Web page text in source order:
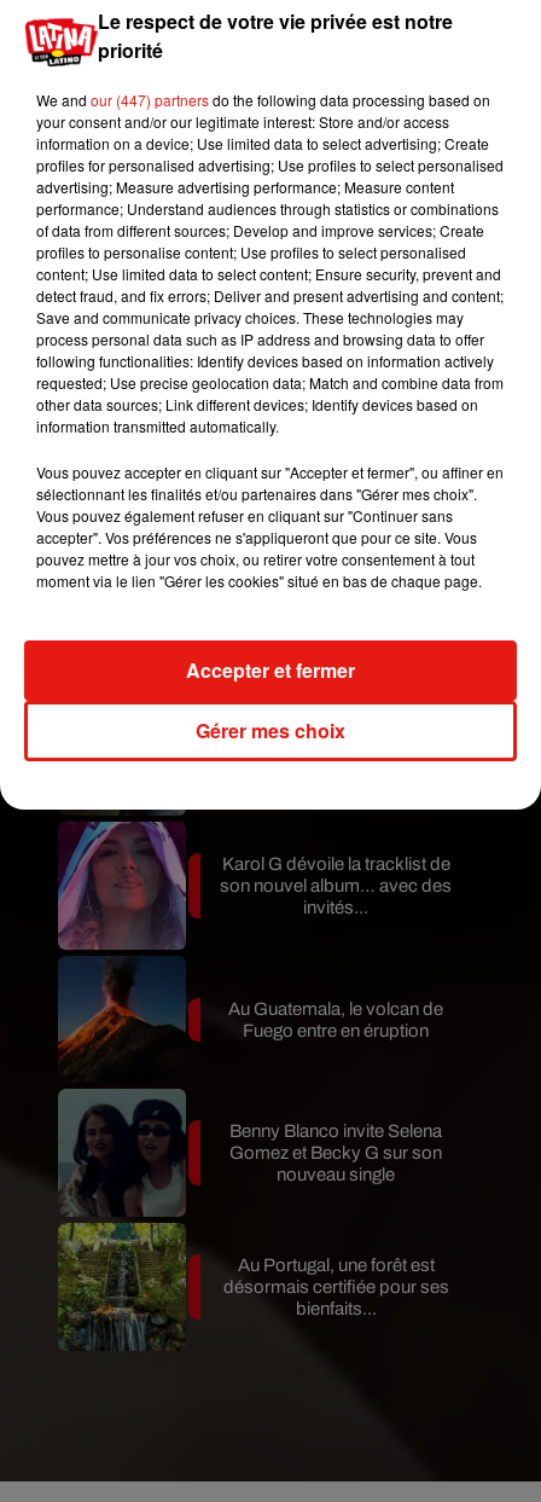
Publié : 6 juillet 2019 à 16h45 par A.L.
Une plage ou la porte d'une
voiture abîmée ?
"Que voyez-vous quand vous regardez cette
photo ?"s’est-il amusé en légende de la
publication. Il n’en fallait pas plus pour que la
photo fasse réagir les internautes. Tout le monde
a eu son avis sur la question."Si je me concentre
sur ce gros caillou, je vois la voiture, sinon c'est
une plage"a commenté une jeune femme tandis
qu'un autre utilisateur de Twitter a déclaré :"Je ne
sais toujours pas. Je ne peux voir que la
plage. Quelqu'un m'aide ?". D'autres, sûrs d'eux,
ont ainsi affirmé ne "voir que la plage".
Pourtant, cette photo n'est autre que...la porte
Mundo Latino
Le fourmilier géant fait son retour
en Argentine, et en pleine...
Karol G dévoile la tracklist de
son nouvel album… avec des
invités...
Au Guatemala, le volcan de
Fuego entre en éruption
Benny Blanco invite Selena
Gomez et Becky G sur son
nouveau single
Au Portugal, une forêt est
désormais certifiée pour ses
bienfaits...
Le respect de votre vie privée est notre
priorité
We and our (447) partnersdo the following data processing based on
your consent and/or our legitimate interest: Store and/or access
information on a device; Use limited data to select advertising; Create
profiles for personalised advertising; Use profiles to select personalised
advertising; Measure advertising performance; Measure content
performance; Understand audiences through statistics or combinations
of data from different sources; Develop and improve services; Create
profiles to personalise content; Use profiles to select personalised
content; Use limited data to select content; Ensure security, prevent and
detect fraud, and fix errors; Deliver and present advertising and content;
Save and communicate privacy choices. These technologies may
process personal data such as IP address and browsing data to offer
following functionalities: Identify devices based on information actively
requested; Use precise geolocation data; Match and combine data from
other data sources; Link different devices; Identify devices based on
information transmitted automatically.
Vous pouvez accepter en cliquant sur "Accepter et fermer", ou affiner en
sélectionnant les finalités et/ou partenaires dans "Gérer mes choix".
Vous pouvez également refuser en cliquant sur "Continuer sans
accepter". Vos préférences ne s'appliqueront que pour ce site. Vous
pouvez mettre à jour vos choix, ou retirer votre consentement à tout
moment via le lien "Gérer les cookies" situé en bas de chaque page.
Gérer mes choix
Accepter et fermer